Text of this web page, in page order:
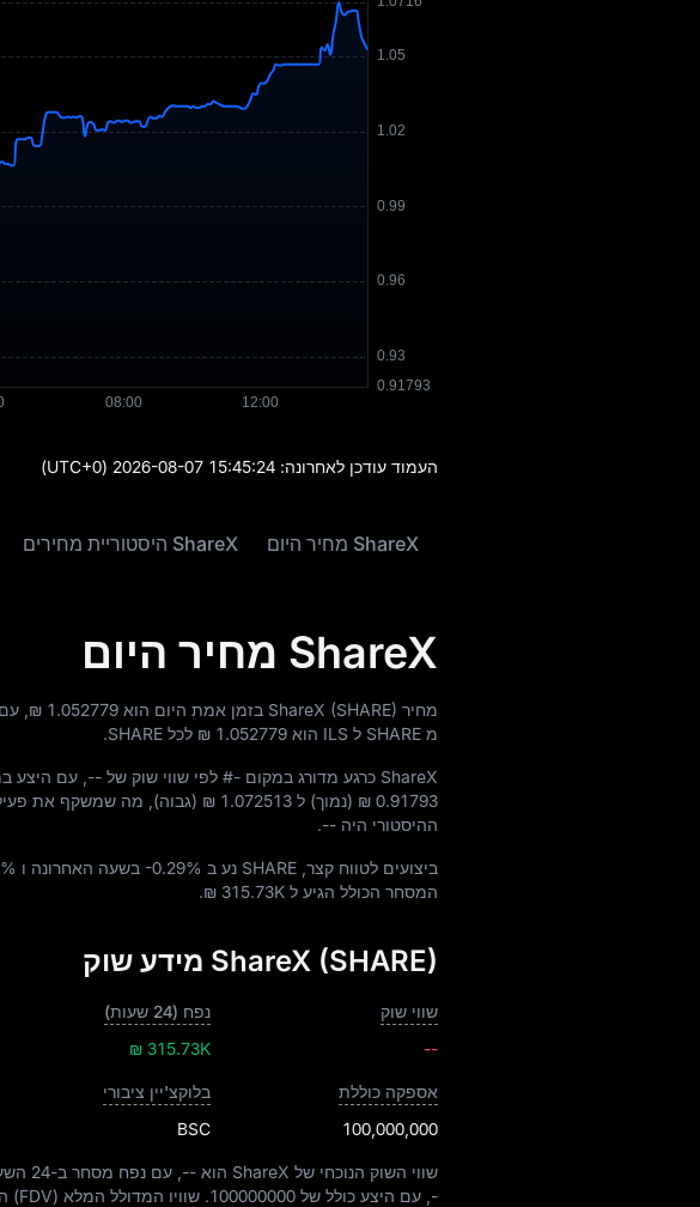
העמוד עודכן לאחרונה: 2026-08-07 15:45:24
(UTC+0)
ShareX מחיר היום ShareX היסטוריית מחירים
ShareX מחיר היום
מחיר ShareX (SHARE) בזמן אמת היום הוא ₪ 1.052779
,
מ SHARE ל ILS הוא
₪ 1.052779 לכל SHARE.
ShareX כרגע מדורג במקום #- לפי שווי שוק של -- , עם היצע
₪ 0.91793 (נמוך) ל ₪ 1.072513 (גבוה), מה שמשקף את
ההיסטורי היה --
.
ביצועים לטווח קצר, SHARE נע ב -0.29% בשעה האחרונה ו
המסחר הכולל הגיע ל ₪ 315.73K
.
ShareX (SHARE) מידע שוק
שווי שוק
--
נפח (24 שעות)
₪ 315.73K
אספקה כוללת
100,000,000
בלוקצ'יין ציבורי
BSC
שווי השוק הנוכחי של ShareX הוא -- , עם נפח מסחר ב-24 השעות האחרונות של
- , עם היצע כולל של 100000000. שוויו המדולל המלא (FDV) הוא